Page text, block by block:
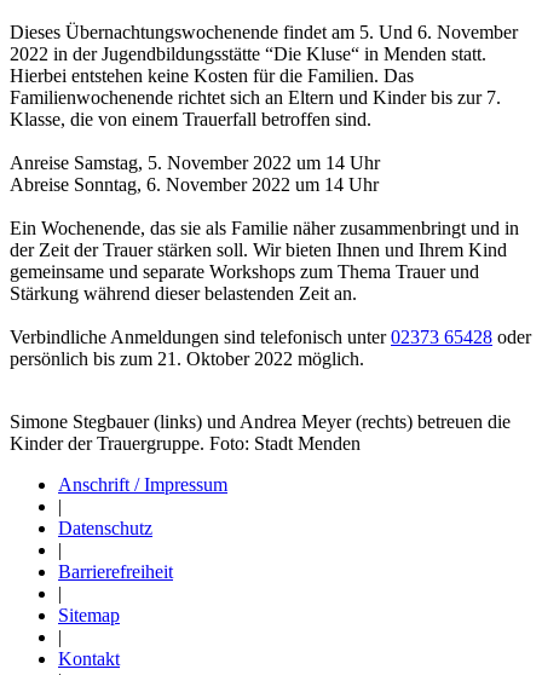
Dieses Übernachtungswochenende findet am 5. Und 6. November
2022 in der Jugendbildungsstätte “Die Kluse“ in Menden statt.
Hierbei entstehen keine Kosten für die Familien. Das
Familienwochenende richtet sich an Eltern und Kinder bis zur 7.
Klasse, die von einem Trauerfall betroffen sind.
Anreise Samstag, 5. November 2022 um 14 Uhr
Abreise Sonntag, 6. November 2022 um 14 Uhr
Ein Wochenende, das sie als Familie näher zusammenbringt und in
der Zeit der Trauer stärken soll. Wir bieten Ihnen und Ihrem Kind
gemeinsame und separate Workshops zum Thema Trauer und
Stärkung während dieser belastenden Zeit an.
Verbindliche Anmeldungen sind telefonisch unter02373 65428 oder
persönlich bis zum 21. Oktober 2022 möglich.
Simone Stegbauer (links) und Andrea Meyer (rechts) betreuen die
Kinder der Trauergruppe. Foto: Stadt Menden
Anschrift / Impressum
|
Datenschutz
|
Barrierefreiheit
|
Sitemap
|
Kontakt